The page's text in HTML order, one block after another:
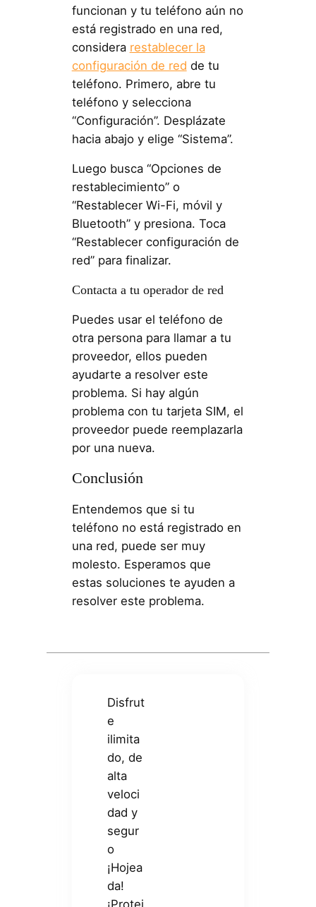
funcionan y tu teléfono aún no
está registrado en una red,
considera restablecer la
configuración de red de tu
teléfono. Primero, abre tu
teléfono y selecciona
“Configuración”. Desplázate
hacia abajo y elige “Sistema”.
Luego busca “Opciones de
restablecimiento” o
“Restablecer Wi-Fi, móvil y
Bluetooth” y presiona. Toca
“Restablecer configuración de
red” para finalizar.
Contacta a tu operador de red
Puedes usar el teléfono de
otra persona para llamar a tu
proveedor, ellos pueden
ayudarte a resolver este
problema. Si hay algún
problema con tu tarjeta SIM, el
proveedor puede reemplazarla
por una nueva.
Conclusión
Entendemos que si tu
teléfono no está registrado en
una red, puede ser muy
molesto. Esperamos que
estas soluciones te ayuden a
resolver este problema.
Disfrut
e
ilimita
do, de
alta
veloci
dad y
segur
o
¡Hojea
da!
¡Protej